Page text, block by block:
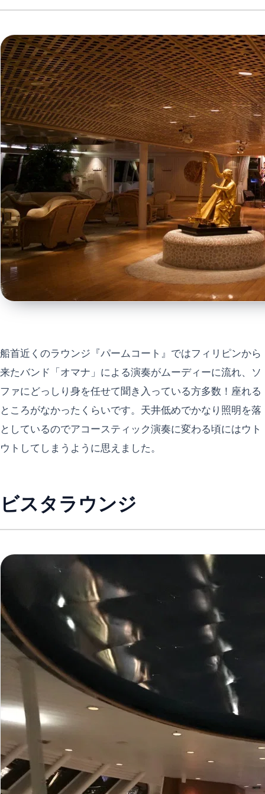
船首近くのラウンジ『パームコート』ではフィリピンから
来たバンド「オマナ」による演奏がムーディーに流れ、ソ
ファにどっしり身を任せて聞き入っている方多数！座れる
ところがなかったくらいです。天井低めでかなり照明を落
としているのでアコースティック演奏に変わる頃にはウト
ウトしてしまうように思えました。
ビスタラウンジ